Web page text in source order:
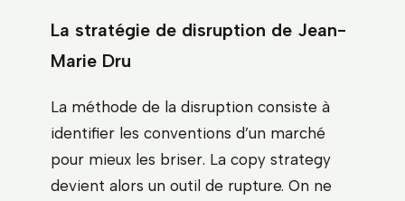
La stratégie de disruption de Jean-
Marie Dru
La méthode de la disruption consiste à
identifier les conventions d’un marché
pour mieux les briser. La copy strategy
devient alors un outil de rupture. On ne